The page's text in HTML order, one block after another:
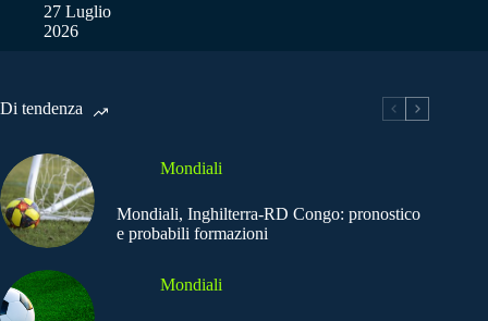
27 Luglio
2026
Di tendenza
Mondiali
Mondiali, Inghilterra-RD Congo: pronostico
e probabili formazioni
Mondiali